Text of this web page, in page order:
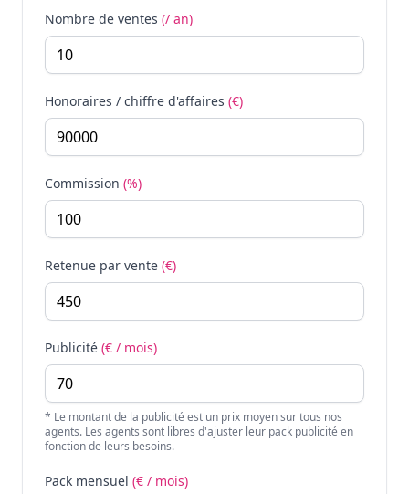
Nombre de ventes (/ an)
Honoraires / chiffre d'affaires (€)
Commission (%)
Retenue par vente (€)
Publicité (€ / mois)
* Le montant de la publicité est un prix moyen sur tous nos
agents. Les agents sont libres d'ajuster leur pack publicité en
fonction de leurs besoins.
Pack mensuel (€ / mois)